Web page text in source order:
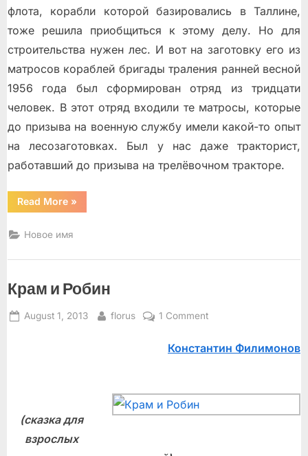
флота, корабли которой базировались в Таллине,
тоже решила приобщиться к этому делу. Но для
строительства нужен лес. И вот на заготовку его из
матросов кораблей бригады траления ранней весной
1956 года был сформирован отряд из тридцати
человек. В этот отряд входили те матросы, которые
до призыва на военную службу имели какой-то опыт
на лесозаготовках. Был у нас даже тракторист,
работавший до призыва на трелёвочном тракторе.
Read More“Хутор
Кяру”
»
Новое имя
Крам и Робин
Posted
August 1, 2013 By
florus 1 Commenton
и
Константин Филимонов
(сказка для
взрослых